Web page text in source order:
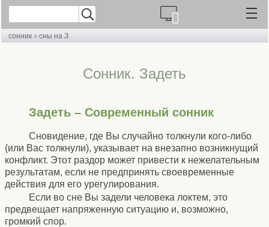
сонник › сны на З
Cонник. Задеть
Задеть – Современный сонник
Сновидение, где Вы случайно толкнули кого-либо
(или Вас толкнули), указывает на внезапно возникнущий
конфликт. Этот раздор может привести к нежелательным
результатам, если не предпринять своевременные
действия для его урегулирования.
Если во сне Вы задели человека локтем, это
предвещает напряженную ситуацию и, возможно,
громкий спор.